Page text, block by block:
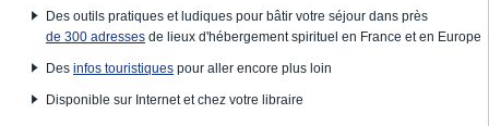
Des outils pratiques et ludiques pour bâtir votre séjour dans près
de 300 adresses de lieux d'hébergement spirituel en France et en Europe
Des infos touristiques pour aller encore plus loin
Disponible sur Internet et chez votre libraire